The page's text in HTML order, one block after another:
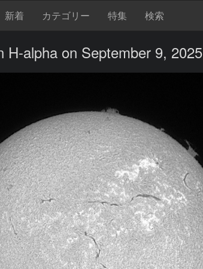
新着 カテゴリー 特集 検索
H-alpha on September 9, 2025